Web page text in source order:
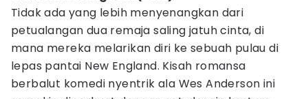
Tidak ada yang lebih menyenangkan dari
petualangan dua remaja saling jatuh cinta, di
mana mereka melarikan diri ke sebuah pulau di
lepas pantai New England. Kisah romansa
berbalut komedi nyentrik ala Wes Anderson ini